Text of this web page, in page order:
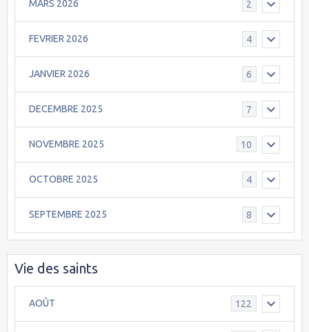
MARS 2026 2
FEVRIER 2026 4
JANVIER 2026 6
DECEMBRE 2025 7
NOVEMBRE 2025 10
OCTOBRE 2025 4
SEPTEMBRE 2025 8
Vie des saints
AOÛT 122